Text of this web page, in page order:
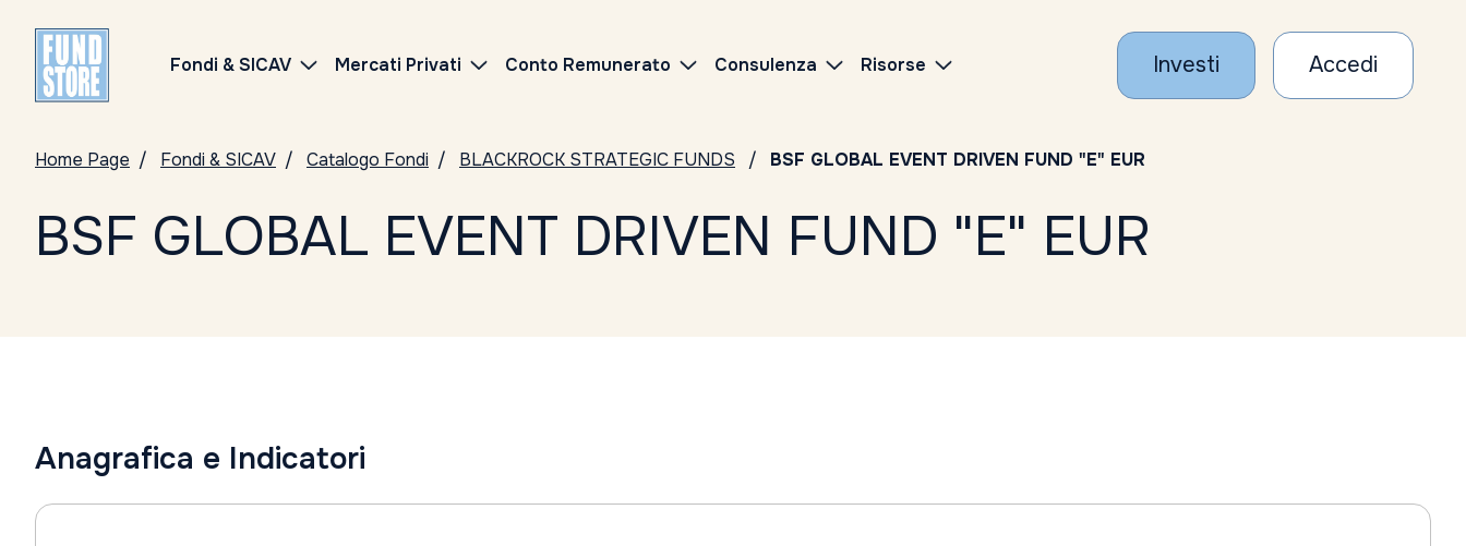
Fondi & SICAV Mercati Privati Conto Remunerato Consulenza Risorse Investi Accedi
Home Page Fondi & SICAV Catalogo Fondi BLACKROCK STRATEGIC FUNDS BSF GLOBAL EVENT DRIVEN FUND "E" EUR
BSF GLOBAL EVENT DRIVEN FUND "E" EUR
Anagrafica e Indicatori